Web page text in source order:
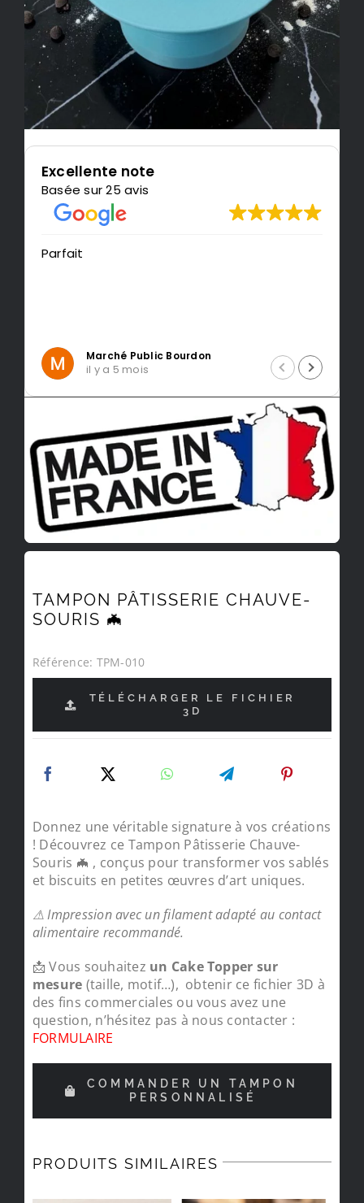
Excellente note
Basée sur 25 avis
Intragest Etude
TAMPON PÂTISSERIE CHAUVE-
SOURIS 🦇
Référence: TPM-010
TÉLÉCHARGER LE FICHIER
3D
Donnez une véritable signature à vos créations
! Découvrez ce Tampon Pâtisserie Chauve-
Souris 🦇 , conçus pour transformer vos sablés
et biscuits en petites œuvres d’art uniques.
⚠ Impression avec un filament adapté au contact
alimentaire recommandé.
📩 Vous souhaitez un Cake Topper sur
mesure (taille, motif…), obtenir ce fichier 3D à
des fins commerciales ou vous avez une
question, n’hésitez pas à nous contacter :
FORMULAIRE
COMMANDER UN TAMPON
PERSONNALISÉ
PRODUITS SIMILAIRES